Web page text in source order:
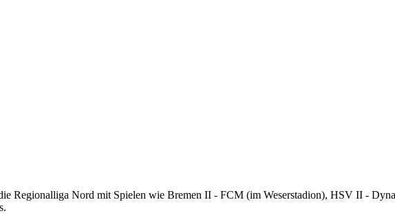
Regionalliga Nord mit Spielen wie Bremen II - FCM (im Weserstadion), HSV II -